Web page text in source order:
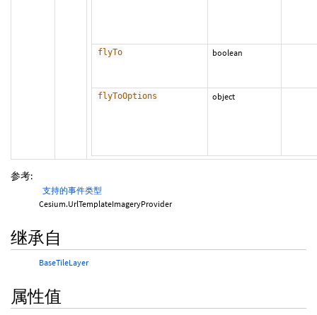
flyTo boolean
flyToOptions object
参考:
支持的事件类型
Cesium.UrlTemplateImageryProvider
继承自
BaseTileLayer
属性值